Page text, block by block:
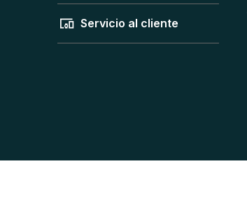
Servicio al cliente